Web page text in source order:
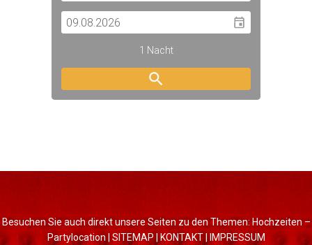
Besuchen Sie auch direkt unsere Seiten zu den Themen:Hochzeiten–
Partylocation| SITEMAP|KONTAKT| IMPRESSUM